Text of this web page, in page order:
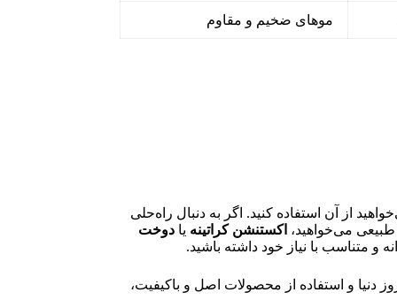
موهای ضخیم و مقاوم
از آن استفاده کنید. اگر به دنبال راه‌حلی
طبیعی می‌خواهید، اکستنشن کراتینه یادوخت
و متناسب با نیاز خود داشته باشید.
دنیا و استفاده از محصولات اصل و باکیفیت،